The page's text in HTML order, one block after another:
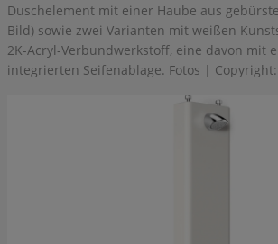
Duschelement mit einer Haube aus
Bild) sowie zwei Varianten mit weißen
2K-Acryl-Verbundwerkstoff, eine davon mit
integrierten Seifenablage. Fotos | Copyright: